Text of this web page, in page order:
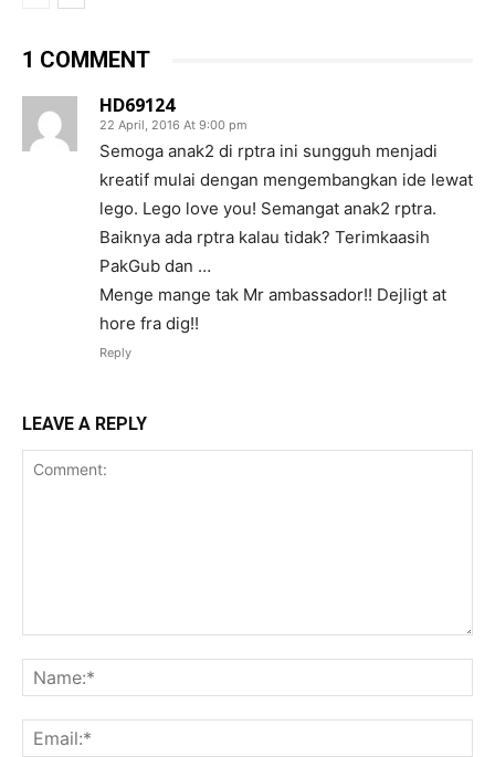
1 COMMENT
HD69124
22 April, 2016 At 9:00 pm
Semoga anak2 di rptra ini sungguh menjadi
kreatif mulai dengan mengembangkan ide lewat
lego. Lego love you! Semangat anak2 rptra.
Baiknya ada rptra kalau tidak? Terimkaasih
PakGub dan …
Menge mange tak Mr ambassador!! Dejligt at
hore fra dig!!
Reply
LEAVE A REPLY